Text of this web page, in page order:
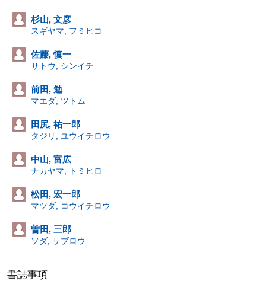
杉山, 文彦
スギヤマ, フミヒコ
佐藤, 慎一
サトウ, シンイチ
前田, 勉
マエダ, ツトム
田尻, 祐一郎
タジリ, ユウイチロウ
中山, 富広
ナカヤマ, トミヒロ
松田, 宏一郎
マツダ, コウイチロウ
曽田, 三郎
ソダ, サブロウ
書誌事項